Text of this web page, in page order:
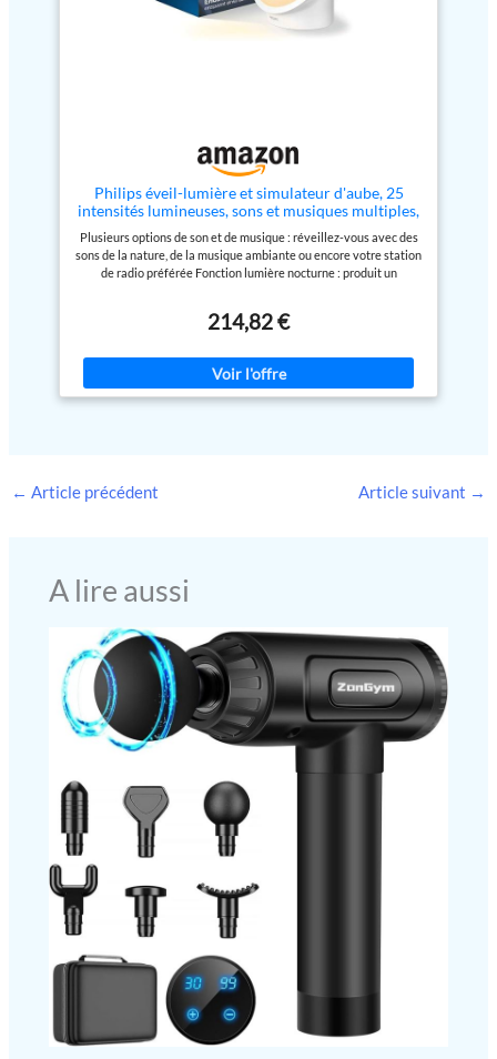
développé par Philips : L’Éveil
Philips éveil-lumière et simulateur d'aube, 25
intensités lumineuses, sons et musiques multiples,
fonction de relaxation et de respiration, Plastique,
Blanc (modèle HF3651/01)
Plusieurs options de son et de musique : réveillez-vous avec des
sons de la nature, de la musique ambiante ou encore votre station
de radio préférée Fonction lumière nocturne : produit un
laissez votre respiration suivre l'un des sept rythmes d'intensité
sélectionnez le niveau de luminosité qui vous convient
Répétition de l'alarme par tapotement : tapotez le dessus de
l'Éveil Lumière pour activer le mode Répétition
214,82 €
← Article précédent Article suivant →
A lire aussi